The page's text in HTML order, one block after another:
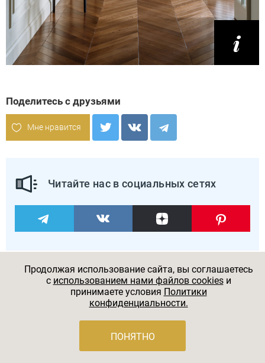
Поделитесь с друзьями
Мне нравится
Читайте нас в социальных сетях
Комментарии
Продолжая использование сайта, вы соглашаетесь
c использованием нами файлов cookiesи
принимаете условия Политики
конфиденциальности.
ПОНЯТНО